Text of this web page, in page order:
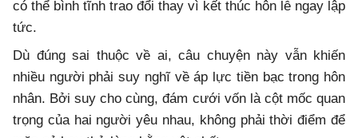
có thể bình tĩnh trao đổi thay vì kết thúc hôn lễ ngay lập
tức.
Dù đúng sai thuộc về ai, câu chuyện này vẫn khiến
nhiều người phải suy nghĩ về áp lực tiền bạc trong hôn
nhân. Bởi suy cho cùng, đám cưới vốn là cột mốc quan
trọng của hai người yêu nhau, không phải thời điểm để